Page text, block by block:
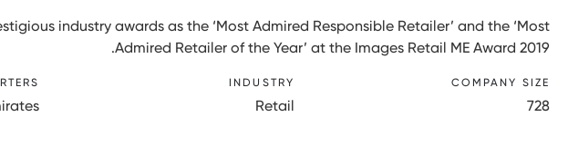
industry awards as the ‘Most Admired Responsible Retailer’ and the ‘Most
Admired Retailer of the Year’ at the Images Retail ME Award 2019.
COMPANY SIZE
728
INDUSTRY
Retail